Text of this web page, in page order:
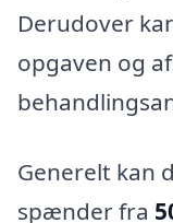
Derudover
opgaven og
Generelt kan
spænder fra